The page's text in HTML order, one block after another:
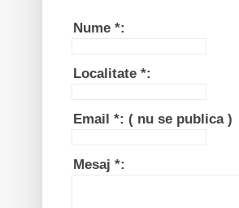
Nume *:
Localitate *:
Email *: ( nu se publica )
Mesaj *: